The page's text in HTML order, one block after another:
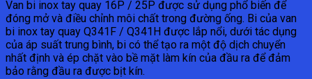
Van bi inox tay quay 16P / 25P được sử dụng phổ biến để
đóng mở và điều chỉnh môi chất trong đường ống. Bi của van
bi inox tay quay Q341F / Q341H được lắp nổi, dưới tác dụng
của áp suất trung bình, bi có thể tạo ra một độ dịch chuyển
nhất định và ép chặt vào bề mặt làm kín của đầu ra để đảm
bảo rằng đầu ra được bịt kín.